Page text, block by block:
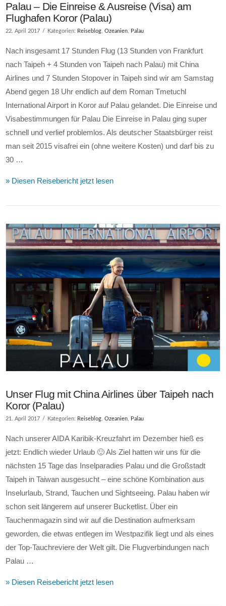
VIEW POST
Palau – Die Einreise & Ausreise (Visa) am
Flughafen Koror (Palau)
22. April 2017 Kategorien: Reiseblog ,Ozeanien Palau
Nach insgesamt 17 Stunden Flug (13 Stunden von Frankfurt
nach Taipeh + 4 Stunden von Taipeh nach Palau) mit China
Airlines und 7 Stunden Stopover in Taipeh sind wir am Samstag
Abend gegen 18 Uhr endlich auf dem Roman Tmetuchl
International Airport in Koror auf Palau gelandet. Die Einreise und
Visabestimmungen für Palau Die Einreise in Palau ging super
schnell und verlief problemlos. Als deutscher Staatsbürger reist
man seit 2015 visafrei ein (ohne weitere Kosten) und darf bis zu
30 …
» Diesen Reisebericht jetzt lesen
Unser Flug mit China Airlines über Taipeh nach
Koror (Palau)
21. April 2017 Kategorien: Reiseblog ,Ozeanien Palau
Nach unserer AIDA Karibik-Kreuzfahrt im Dezember hieß es
jetzt: Endlich wieder Urlaub 🙂 Als Ziel hatten wir uns für die
nächsten 15 Tage das Inselparadies Palau und die Großstadt
Taipeh in Taiwan ausgesucht – eine schöne Kombination aus
Inselurlaub, Strand, Tauchen und Sightseeing. Palau haben wir
schon seit längerem auf unserer Bucketlist. Über ein
Tauchenmagazin sind wir auf die Destination aufmerksam
geworden, die etwas entlegen im Westpazifik liegt und als eines
der Top-Tauchreviere der Welt gilt. Die Flugverbindungen nach
Palau …
» Diesen Reisebericht jetzt lesen